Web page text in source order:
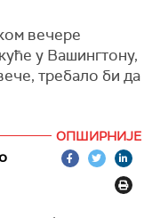
вечере
у Вашингтону,
требало би да
тужиоца
Тод Бланш
указују на
ОПШИРНИЈЕ